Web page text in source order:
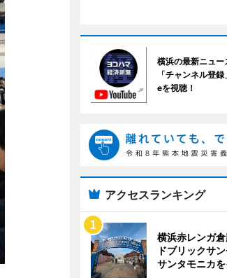
横浜の最新ニュー
「チャンネル登
eを視聴！
アクセスランキング
横浜赤レンガ
ドブリックサ
サンタモニカ